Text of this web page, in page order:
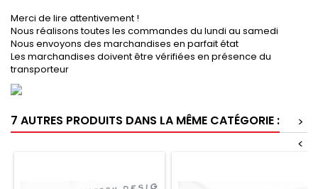
Merci de lire attentivement !
Nous réalisons toutes les commandes du lundi au samedi
Nous envoyons des marchandises en parfait état
Les marchandises doivent être vérifiées en présence du
transporteur
7 AUTRES PRODUITS DANS LA MÊME CATÉGORIE :
>
<